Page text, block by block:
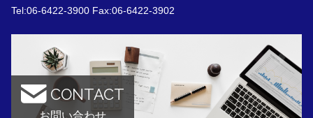
Tel:06-6422-3900 Fax:06-6422-3902
CONTACT
お問い合わせ